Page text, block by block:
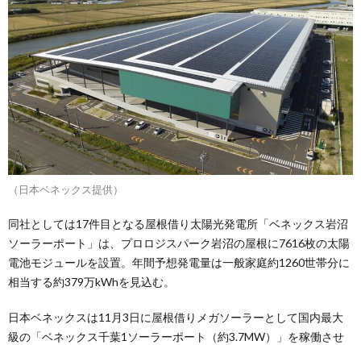
（日本ベネックス提供）
同社としては17件目となる屋根借り太陽光発電所「ベネックス岩沼
ソーラーポート」は、プロロジスパーク岩沼の屋根に7616枚の太陽
電池モジュールを設置。年間予想発電量は一般家庭約1260世帯分に
相当する約379万kWhを見込む。
日本ベネックスは11月3日に屋根借りメガソーラーとして国内最大
級の「ベネックス千葉1ソーラーポート（約3.7MW）」を稼働させ